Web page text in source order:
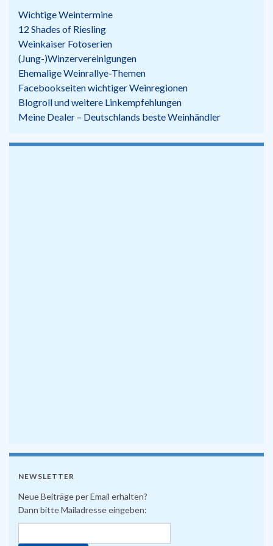
Wichtige Weintermine
12 Shades of Riesling
Weinkaiser Fotoserien
(Jung-)Winzervereinigungen
Ehemalige Weinrallye-Themen
Facebookseiten wichtiger Weinregionen
Blogroll und weitere Linkempfehlungen
Meine Dealer – Deutschlands beste Weinhändler
NEWSLETTER
Neue Beiträge per Email erhalten?
Dann bitte Mailadresse eingeben: